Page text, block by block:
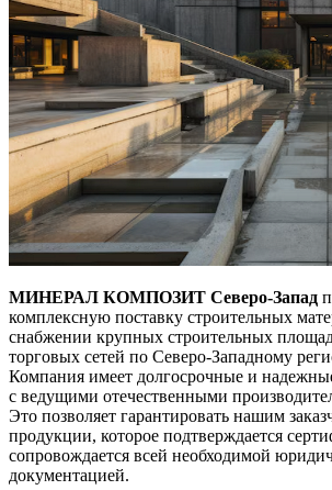
МИНЕРАЛ КОМПОЗИТ Северо-Запад
комплексную поставку строительных
снабжении крупных строительных
торговых сетей по Северо-Западному
Компания имеет долгосрочные и
с ведущими отечественными
Это позволяет гарантировать нашим
продукции, которое подтверждается
сопровождается всей необходимой
документацией.